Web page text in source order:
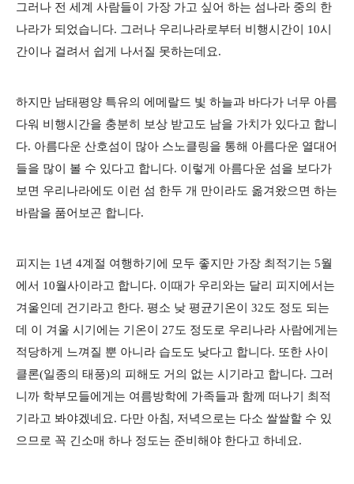
그러나 전 세계 사람들이 가장 가고 싶어 하는 섬나라 중의 한
나라가 되었습니다. 그러나 우리나라로부터 비행시간이 10시
간이나 걸려서 쉽게 나서질 못하는데요.
하지만 남태평양 특유의 에메랄드 빛 하늘과 바다가 너무 아름
다워 비행시간을 충분히 보상 받고도 남을 가치가 있다고 합니
다. 아름다운 산호섬이 많아 스노클링을 통해 아름다운 열대어
들을 많이 볼 수 있다고 합니다. 이렇게 아름다운 섬을 보다가
보면 우리나라에도 이런 섬 한두 개 만이라도 옮겨왔으면 하는
바람을 품어보곤 합니다.
피지는 1년 4계절 여행하기에 모두 좋지만 가장 최적기는 5월
에서 10월사이라고 합니다. 이때가 우리와는 달리 피지에서는
겨울인데 건기라고 한다. 평소 낮 평균기온이 32도 정도 되는
데 이 겨울 시기에는 기온이 27도 정도로 우리나라 사람에게는
적당하게 느껴질 뿐 아니라 습도도 낮다고 합니다. 또한 사이
클론(일종의 태풍)의 피해도 거의 없는 시기라고 합니다. 그러
니까 학부모들에게는 여름방학에 가족들과 함께 떠나기 최적
기라고 봐야겠네요. 다만 아침, 저녁으로는 다소 쌀쌀할 수 있
으므로 꼭 긴소매 하나 정도는 준비해야 한다고 하네요.